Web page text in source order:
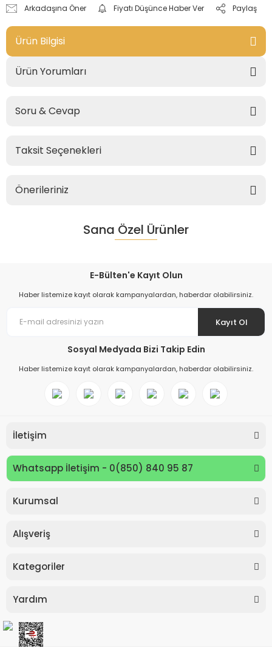
Arkadaşına Öner Fiyatı Düşünce Haber Ver Paylaş
Ürün Bilgisi
Ürün Yorumları
Soru & Cevap
Taksit Seçenekleri
Önerileriniz
Sana Özel Ürünler
E-Bülten'e Kayıt Olun
Haber listemize kayıt olarak kampanyalardan, haberdar olabilirsiniz.
Kayıt Ol
Sosyal Medyada Bizi Takip Edin
Haber listemize kayıt olarak kampanyalardan, haberdar olabilirsiniz.
İletişim
Whatsapp İletişim - 0(850) 840 95 87
Kurumsal
Alışveriş
Kategoriler
Yardım